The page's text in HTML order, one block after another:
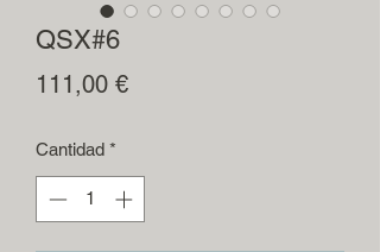
QSX#6
111,00 €Precio
Cantidad *